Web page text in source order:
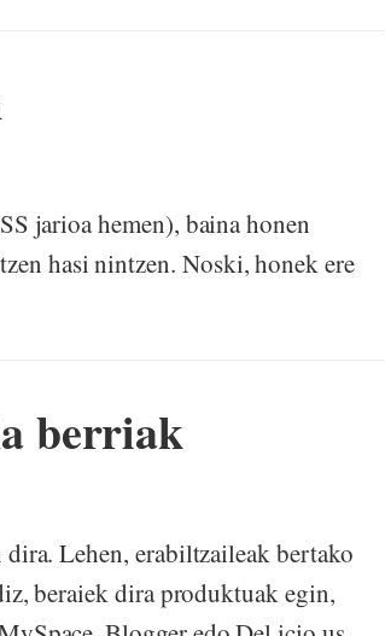
jarioa hemen), baina honen
hasi nintzen. Noski, honek ere
berriak
Lehen, erabiltzaileak bertako
beraiek dira produktuak egin,